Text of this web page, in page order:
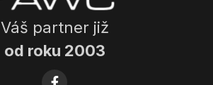
Váš partner již
od roku 2003